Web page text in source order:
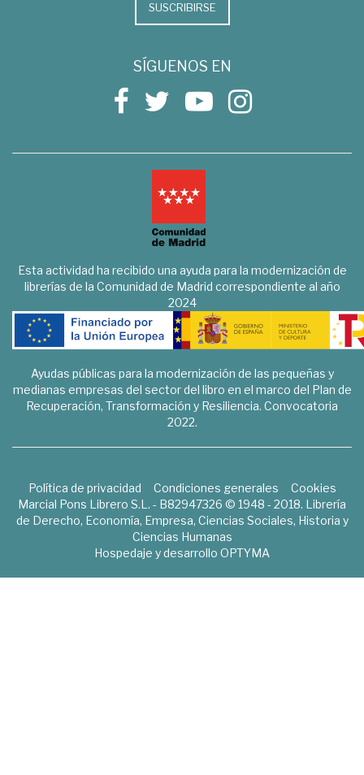
SUSCRIBIRSE
SÍGUENOS EN
Esta actividad ha recibido una ayuda para la modernización de
librerías de la Comunidad de Madrid correspondiente al año
2024
Ayudas públicas para la modernización de las pequeñas y
medianas empresas del sector del libro en el marco del Plan de
Recuperación, Transformación y Resiliencia. Convocatoria
2022.
Política de privacidad Condiciones generales
Cookies
Marcial Pons Librero S.L. - B82947326 © 1948 - 2018. Librería
de Derecho, Economía, Empresa, Ciencias Sociales, Historia y
Ciencias Humanas
Hospedaje y desarrollo OPTYMA